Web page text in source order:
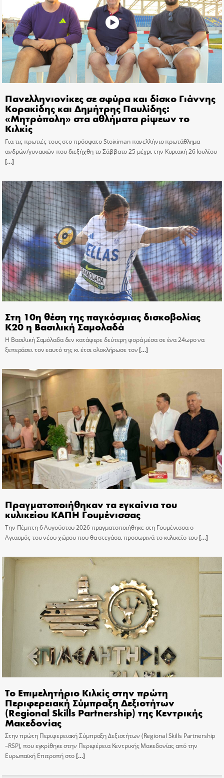
Πανελληνιονίκες σε σφύρα και δίσκο Γιάννης
Κορακίδης και Δημήτρης Παυλίδης:
«Μητρόπολη» στα αθλήματα ρίψεων το
Κιλκίς
Για τις πρωτιές τους στο πρόσφατο Stoiximan πανελλήνιο πρωτάθλημα
ανδρών/γυναικών που διεξήχθη το Σάββατο 25 μέχρι την Κυριακή 26 Ιουλίου
[…]
Στη 10η θέση της παγκόσμιας δισκοβολίας
Κ20 η Βασιλική Σαμολαδά
Η Βασιλική Σαμόλαδα δεν κατάφερε δεύτερη φορά μέσα σε ένα 24ωρο να
ξεπεράσει τον εαυτό της κι έτσι ολοκλήρωσε τον[…]
Πραγματοποιήθηκαν τα εγκαίνια του
κυλικείου ΚΑΠΗ Γουμένισσας
Την Πέμπτη 6 Αυγούστου 2026 πραγματοποιήθηκε στη Γουμένισσα ο
Αγιασμός του νέου χώρου που θα στεγάσει προσωρινά το κυλικείο του[…]
Το Επιμελητήριο Κιλκίς στην πρώτη
Περιφερειακή Σύμπραξη Δεξιοτήτων
(Regional Skills Partnership) της Κεντρικής
Μακεδονίας
Στην πρώτη Περιφερειακή Σύμπραξη Δεξιοτήτων (Regional Skills Partnership
–RSP), που εγκρίθηκε στην Περιφέρεια Κεντρικής Μακεδονίας από την
Ευρωπαϊκή Επιτροπή στο[…]